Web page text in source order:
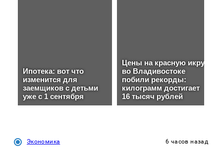
Экономика 6 часов назад